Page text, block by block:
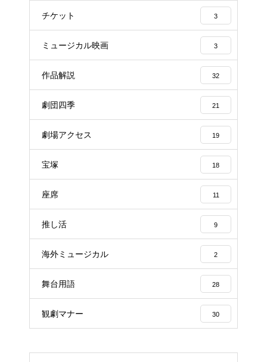
チケット 3
ミュージカル映画 3
作品解説 32
劇団四季 21
劇場アクセス 19
宝塚 18
座席 11
推し活 9
海外ミュージカル 2
舞台用語 28
観劇マナー 30